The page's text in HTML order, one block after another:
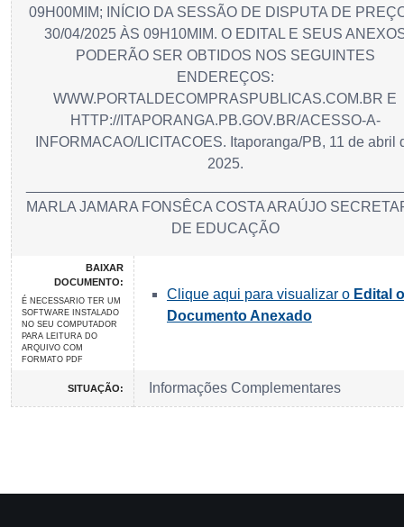
09H00MIM; INÍCIO DA SESSÃO DE DISPUTA DE
30/04/2025 ÀS 09H10MIM. O EDITAL E SEUS
PODERÃO SER OBTIDOS NOS SEGUINTES
ENDEREÇOS:
WWW.PORTALDECOMPRASPUBLICAS.COM.BR E
HTTP://ITAPORANGA.PB.GOV.BR/ACESSO-A-
INFORMACAO/LICITACOES. Itaporanga/PB, 11 de abril
2025.
MARLA JAMARA FONSÊCA COSTA ARAÚJO
DE EDUCAÇÃO
BAIXAR
DOCUMENTO:
É NECESSARIO TER UM
SOFTWARE INSTALADO
NO SEU COMPUTADOR
PARA LEITURA DO
ARQUIVO COM
FORMATO PDF
Clique aqui para visualizar o Edital
Documento Anexado
SITUAÇÃO: Informações Complementares